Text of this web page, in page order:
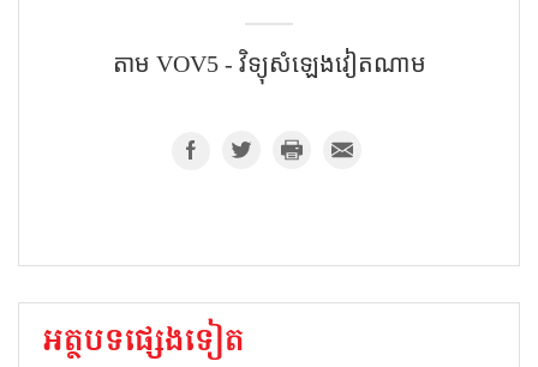
តាម VOV5 - វិទ្យុសំឡេង​វៀតណាម
អត្ថបទផ្សេងទៀត